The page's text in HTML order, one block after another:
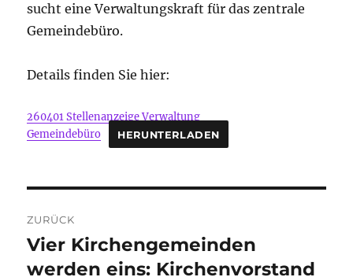
sucht eine Verwaltungskraft für das zentrale
Gemeindebüro.
Details finden Sie hier:
260401 Stellenanzeige Verwaltung
Gemeindebüro
HERUNTERLADEN
ZURÜCK
Vorheriger
Beitrag:
Vier Kirchengemeinden
werden eins: Kirchenvorstand